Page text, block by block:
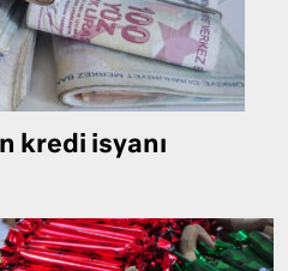
kredi isyanı